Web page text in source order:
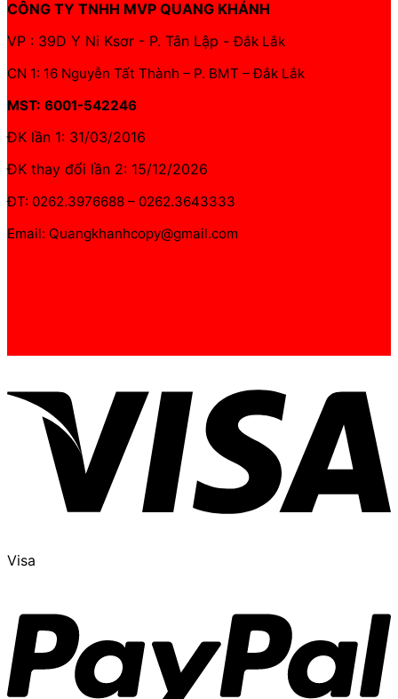
CÔNG TY TNHH MVP QUANG KHÁNH
VP : 39D Y Ni Ksơr - P. Tân Lập -Đắk Lắk
CN 1: 16 Nguyễn Tất Thành – P. BMT – Đắk Lắk
MST: 6001-542246
ĐK lần 1: 31/03/2016
ĐK thay đổi lần 2: 15/12/2026
ĐT: 0262.3976688 – 0262.3643333
Email: Quangkhanhcopy@gmail.com
Visa